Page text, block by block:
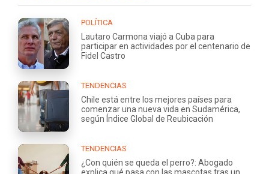
POLÍTICA
Lautaro Carmona viajó a Cuba para
participar en actividades por el centenario de
Fidel Castro
TENDENCIAS
Chile está entre los mejores países para
comenzar una nueva vida en Sudamérica,
según Índice Global de Reubicación
TENDENCIAS
¿Con quién se queda el perro?: Abogado